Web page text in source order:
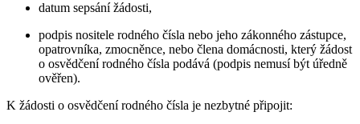
datum sepsání žádosti,
podpis nositele rodného čísla nebo jeho zákonného zástupce,
opatrovníka, zmocněnce, nebo člena domácnosti, který žádost
o osvědčení rodného čísla podává (podpis nemusí být úředně
ověřen).
K žádosti o osvědčení rodného čísla je nezbytné připojit: